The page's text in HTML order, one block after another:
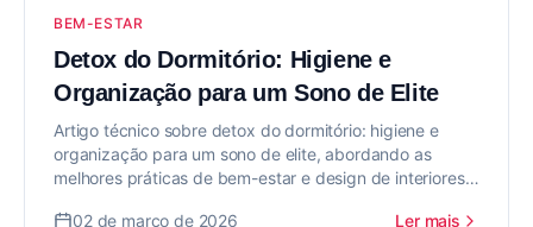
BEM-ESTAR
Detox do Dormitório: Higiene e
Organização para um Sono de Elite
Artigo técnico sobre detox do dormitório: higiene e
organização para um sono de elite, abordando as
melhores práticas de bem-estar e design de interiores
02 de março de 2026
Ler mais